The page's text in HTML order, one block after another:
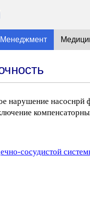
Менеджмент
нарушение
сосудистой